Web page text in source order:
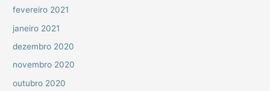
fevereiro 2021
janeiro 2021
dezembro 2020
novembro 2020
outubro 2020